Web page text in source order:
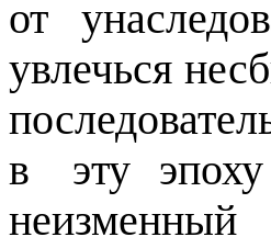
от
увлечься
в
эту эпоху
неизменный